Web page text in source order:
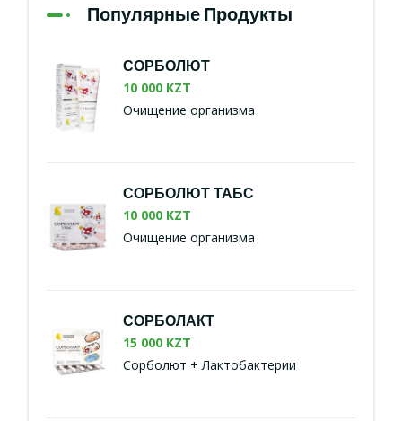
Популярные Продукты
СОРБОЛЮТ
10 000 KZT
Очищение организма
СОРБОЛЮТ ТАБС
10 000 KZT
Очищение организма
СОРБОЛАКТ
15 000 KZT
Сорболют + Лактобактерии